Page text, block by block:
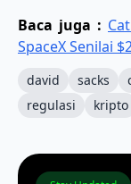
Baca juga :
SpaceX Senilai
david sacks
regulasi
kripto